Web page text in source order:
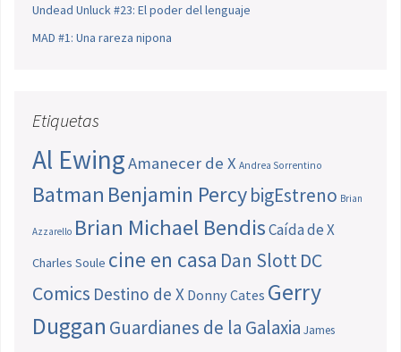
Undead Unluck #23: El poder del lenguaje
MAD #1: Una rareza nipona
Etiquetas
Al EwingAmanecer de X Andrea Sorrentino
Batman Benjamin PercybigEstreno Brian
Azzarello Brian Michael BendisCaída de X
Charles Soule cine en casa Dan SlottDC
Comics Destino de X Donny Cates Gerry
Duggan Guardianes de la Galaxia James